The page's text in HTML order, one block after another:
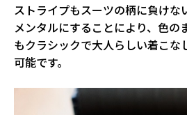
ストライプもスーツの柄に負けな
メンタルにすることにより、色の
もクラシックで大人らしい着こな
可能です。